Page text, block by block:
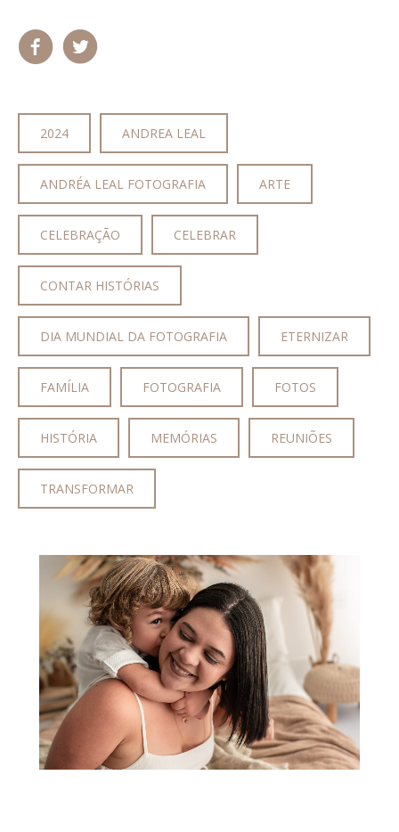
2024 ANDREA LEAL
ANDRÉA LEAL FOTOGRAFIA ARTE
CELEBRAÇÃO CELEBRAR
CONTAR HISTÓRIAS
DIA MUNDIAL DA FOTOGRAFIA ETERNIZAR
FAMÍLIA FOTOGRAFIA FOTOS
HISTÓRIA MEMÓRIAS REUNIÕES
TRANSFORMAR